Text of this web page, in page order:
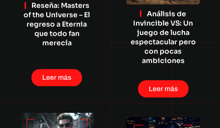
Reseña: Masters
of the Universe – El
regreso a Eternia
que todo fan
merecía
Leer más
Análisis de
Invincible VS: Un
juego de lucha
espectacular pero
con pocas
ambiciones
Leer más